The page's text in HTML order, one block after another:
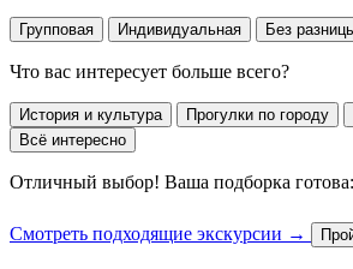
Групповая Индивидуальная Без
Что вас интересует больше всего?
История и культура Прогулки по городу
Всё интересно
Отличный выбор! Ваша подборка готова:
Смотреть подходящие экскурсии →